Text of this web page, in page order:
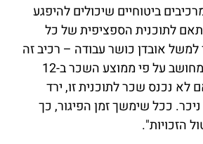
ביטוחיים שיכולים להיפגע
לתוכנית הספציפית של כל
אובדן כושר עבודה – רכיב זה
בנוי על תשלום פיצוי המחושב על פי ממוצע השכר ב-12
לא נכנס שכר לתוכנית זו, ירד
ככל שימשך זמן הפיגור, כך
הזכויות".